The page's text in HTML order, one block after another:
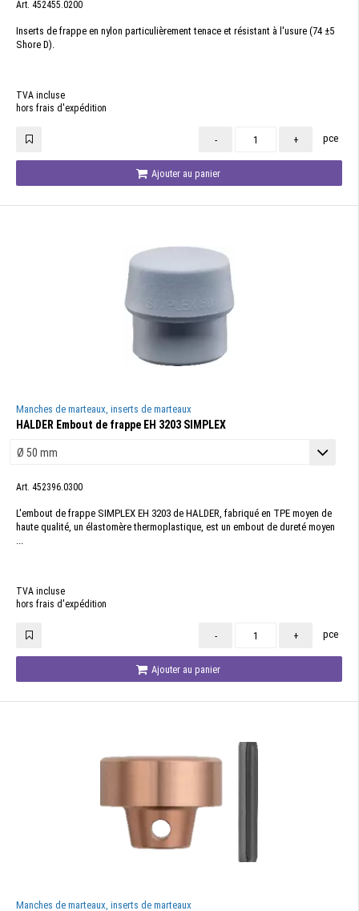
Art. 452455.0200
Inserts de frappe en nylon particulièrement tenace et résistant à l'usure (74 ±5
Shore D).
TVA incluse
hors frais d'expédition
- + pce
Ajouter au panier
Manches de marteaux, inserts de marteaux
HALDER Embout de frappe EH 3203 SIMPLEX
Art. 452396.0300
L'embout de frappe SIMPLEX EH 3203 de HALDER, fabriqué en TPE moyen de
haute qualité, un élastomère thermoplastique, est un embout de dureté moyen
...
TVA incluse
hors frais d'expédition
- + pce
Ajouter au panier
Manches de marteaux, inserts de marteaux